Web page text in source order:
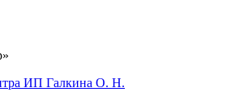
ИП Галкина О. Н.